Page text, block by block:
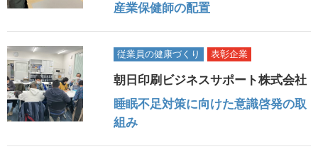
産業保健師の配置
従業員の健康づくり 表彰企業
朝日印刷ビジネスサポート株式会社
睡眠不足対策に向けた意識啓発の取
組み